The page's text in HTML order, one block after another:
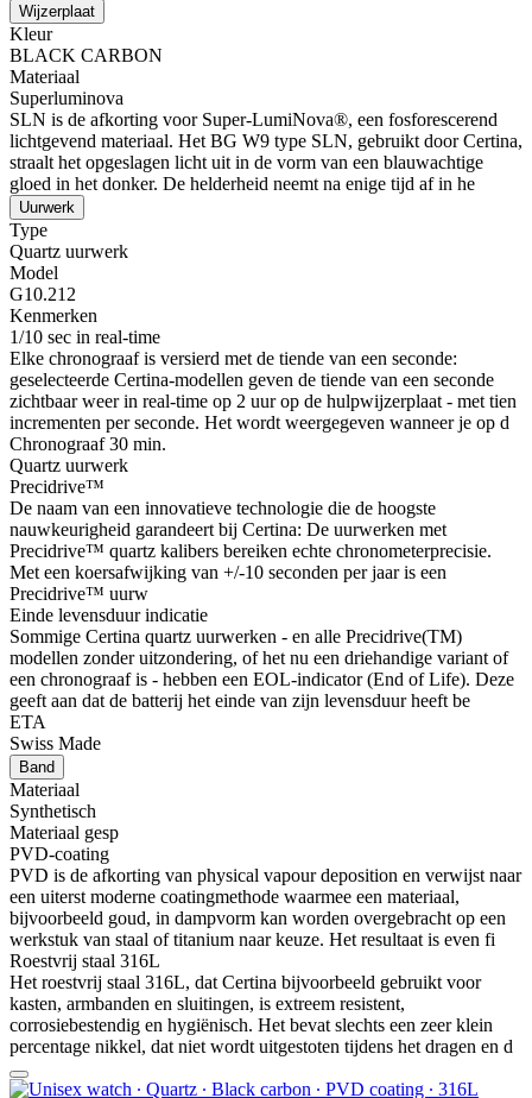
Wijzerplaat
Kleur
BLACK CARBON
Materiaal
Superluminova
SLN is de afkorting voor Super-LumiNova®, een fosforescerend
lichtgevend materiaal. Het BG W9 type SLN, gebruikt door Certina,
straalt het opgeslagen licht uit in de vorm van een blauwachtige
gloed in het donker. De helderheid neemt na enige tijd af in he
Uurwerk
Type
Quartz uurwerk
Model
G10.212
Kenmerken
1/10 sec in real-time
Elke chronograaf is versierd met de tiende van een seconde:
geselecteerde Certina-modellen geven de tiende van een seconde
zichtbaar weer in real-time op 2 uur op de hulpwijzerplaat - met tien
incrementen per seconde. Het wordt weergegeven wanneer je op d
Chronograaf 30 min.
Quartz uurwerk
Precidrive™
De naam van een innovatieve technologie die de hoogste
nauwkeurigheid garandeert bij Certina: De uurwerken met
Precidrive™ quartz kalibers bereiken echte chronometerprecisie.
Met een koersafwijking van +/-10 seconden per jaar is een
Precidrive™ uurw
Einde levensduur indicatie
Sommige Certina quartz uurwerken - en alle Precidrive(TM)
modellen zonder uitzondering, of het nu een driehandige variant of
een chronograaf is - hebben een EOL-indicator (End of Life). Deze
geeft aan dat de batterij het einde van zijn levensduur heeft be
ETA
Swiss Made
Band
Materiaal
Synthetisch
Materiaal gesp
PVD-coating
PVD is de afkorting van physical vapour deposition en verwijst naar
een uiterst moderne coatingmethode waarmee een materiaal,
bijvoorbeeld goud, in dampvorm kan worden overgebracht op een
werkstuk van staal of titanium naar keuze. Het resultaat is even fi
Roestvrij staal 316L
Het roestvrij staal 316L, dat Certina bijvoorbeeld gebruikt voor
kasten, armbanden en sluitingen, is extreem resistent,
corrosiebestendig en hygiënisch. Het bevat slechts een zeer klein
percentage nikkel, dat niet wordt uitgestoten tijdens het dragen en d